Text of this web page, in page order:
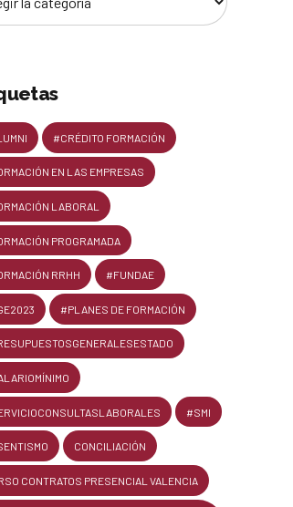
#CRÉDITO FORMACIÓN
EN LAS EMPRESAS
LABORAL
PROGRAMADA
RRHH #FUNDAE
#PLANES DE FORMACIÓN
#SMI
CONCILIACIÓN
CONTRATOS PRESENCIAL VALENCIA